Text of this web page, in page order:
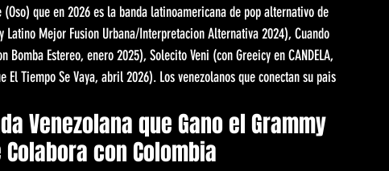
que en 2026 es la banda latinoamericana de pop alternativo de
Mejor Fusion Urbana/Interpretacion Alternativa 2024), Cuando
Estereo, enero 2025), Solecito Veni (con Greeicy en CANDELA,
El Tiempo Se Vaya, abril 2026). Los venezolanos que conectan su pais
Venezolana que Gano el Grammy
con Colombia